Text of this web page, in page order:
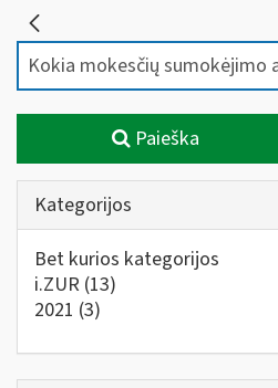
Paieška
Kategorijos
Bet kurios kategorijos
i.ZUR (13)
2021 (3)